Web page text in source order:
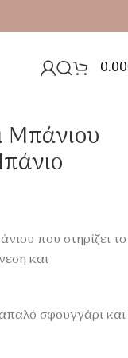
0.00
Μπάνιου
που στηρίζει το
και
σφουγγάρι και